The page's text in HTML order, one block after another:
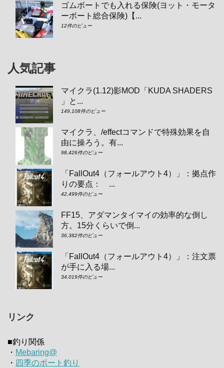
ゴムボートでも入れる保険(ヨット・モータ
ーボート総合保険)【...
12件のビュー
人気記事
マイクラ(1.12)影MOD「KUDA SHADERS
」と...
149,108件のビュー
マイクラ、/effectコマンドで特殊効果を自
由に操ろう。有...
98,426件のビュー
「FallOut4（フォールアウト4）」：拠点作
りの要点： ...
42,499件のビュー
FF15、アダマンタイマイの効率的な倒し
方。15分くらいで倒...
36,382件のビュー
「FallOut4（フォールアウト4）」：注文票
が手に入る場...
34,019件のビュー
リンク
■釣り関係
・ Mebaring@
・ 四季のボート釣り